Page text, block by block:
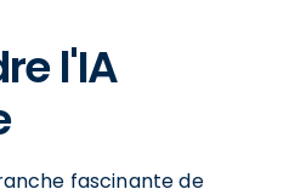
l'IA
fascinante de